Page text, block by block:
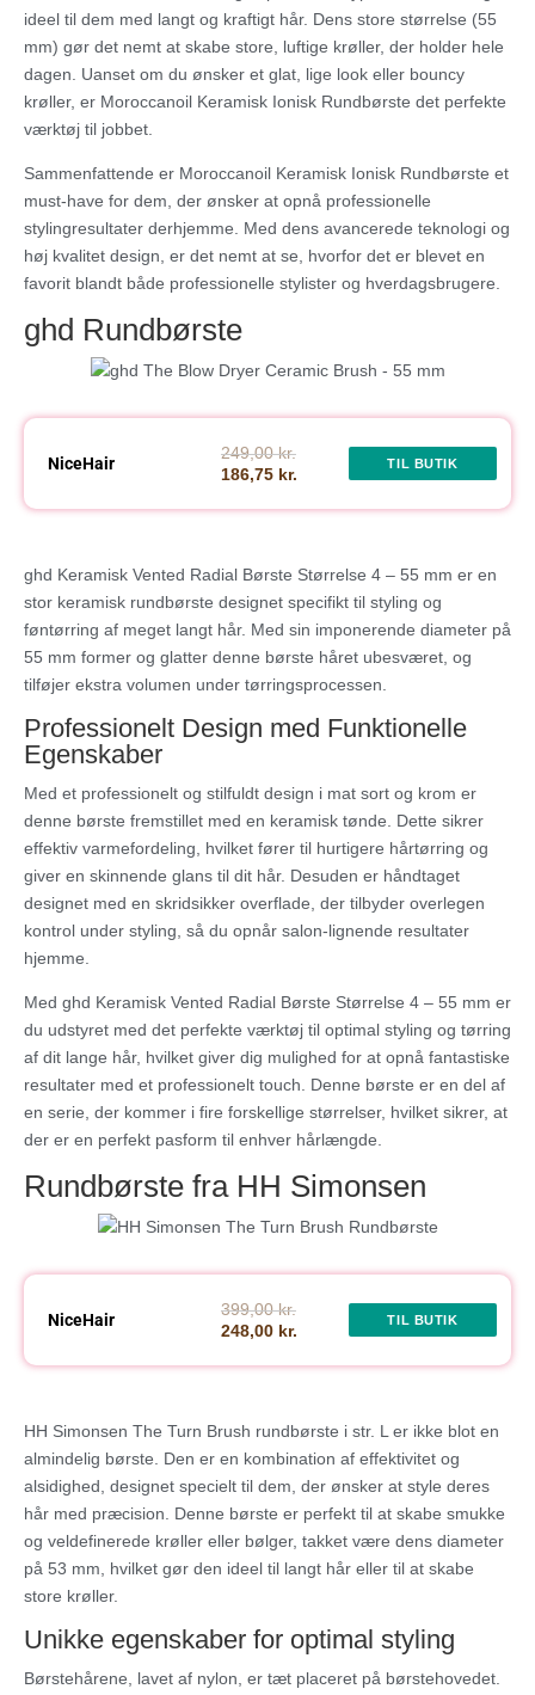
ideel til dem med langt og kraftigt hår. Dens store størrelse (55
mm) gør det nemt at skabe store, luftige krøller, der holder hele
dagen. Uanset om du ønsker et glat, lige look eller bouncy
krøller, er Moroccanoil Keramisk Ionisk Rundbørste det perfekte
værktøj til jobbet.
Sammenfattende er Moroccanoil Keramisk Ionisk Rundbørste et
must-have for dem, der ønsker at opnå professionelle
stylingresultater derhjemme. Med dens avancerede teknologi og
høj kvalitet design, er det nemt at se, hvorfor det er blevet en
favorit blandt både professionelle stylister og hverdagsbrugere.
ghd Rundbørste
NiceHair
249,00 kr.
186,75 kr.
TIL BUTIK
ghd Keramisk Vented Radial Børste Størrelse 4 – 55 mm er en
stor keramisk rundbørste designet specifikt til styling og
føntørring af meget langt hår. Med sin imponerende diameter på
55 mm former og glatter denne børste håret ubesværet, og
tilføjer ekstra volumen under tørringsprocessen.
Professionelt Design med Funktionelle
Egenskaber
Med et professionelt og stilfuldt design i mat sort og krom er
denne børste fremstillet med en keramisk tønde. Dette sikrer
effektiv varmefordeling, hvilket fører til hurtigere hårtørring og
giver en skinnende glans til dit hår. Desuden er håndtaget
designet med en skridsikker overflade, der tilbyder overlegen
kontrol under styling, så du opnår salon-lignende resultater
hjemme.
Med ghd Keramisk Vented Radial Børste Størrelse 4 – 55 mm er
du udstyret med det perfekte værktøj til optimal styling og tørring
af dit lange hår, hvilket giver dig mulighed for at opnå fantastiske
resultater med et professionelt touch. Denne børste er en del af
en serie, der kommer i fire forskellige størrelser, hvilket sikrer, at
der er en perfekt pasform til enhver hårlængde.
Rundbørste fra HH Simonsen
NiceHair
399,00 kr.
248,00 kr.
TIL BUTIK
HH Simonsen The Turn Brush rundbørste i str. L er ikke blot en
almindelig børste. Den er en kombination af effektivitet og
alsidighed, designet specielt til dem, der ønsker at style deres
hår med præcision. Denne børste er perfekt til at skabe smukke
og veldefinerede krøller eller bølger, takket være dens diameter
på 53 mm, hvilket gør den ideel til langt hår eller til at skabe
store krøller.
Unikke egenskaber for optimal styling
Børstehårene, lavet af nylon, er tæt placeret på børstehovedet.